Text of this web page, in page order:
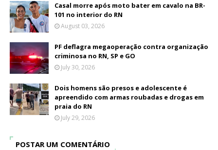
Casal morre após moto bater em cavalo na BR-
101 no interior do RN
August 03, 2026
PF deflagra megaoperação contra organização
criminosa no RN, SP e GO
July 30, 2026
Dois homens são presos e adolescente é
apreendido com armas roubadas e drogas em
praia do RN
July 29, 2026
POSTAR UM COMENTÁRIO